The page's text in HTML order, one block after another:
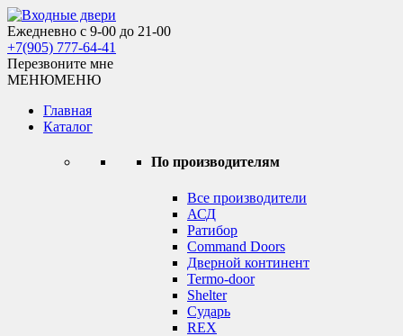
Skip
to
content
Входные двери
Ежедневно с 9-00 до 21-00
+7(905) 777-64-41
Перезвоните мне
МЕНЮМЕНЮ
Главная
Каталог
По производителям
Все производители
АСД
Ратибор
Command Doors
Дверной континент
Termo-door
Shelter
Сударь
REX